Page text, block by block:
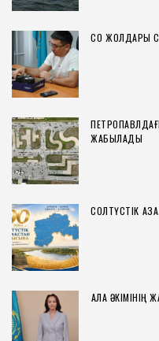
СҚО ЖОЛДАРЫ
ЖАБЫЛАДЫ
СОЛТҮСТІК
ҚАЛА